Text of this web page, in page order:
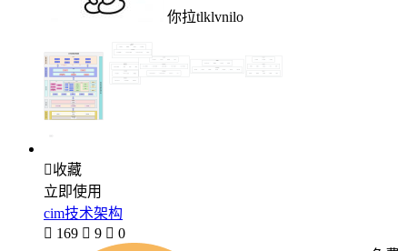
你拉tlklvnilo
收藏
立即使用
cim技术架构
 169  9  0